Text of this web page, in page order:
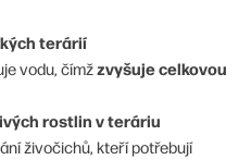
terárií
vodu, čímžzvyšuje celkovou
rostlin v teráriu
živočichů, kteří potřebují